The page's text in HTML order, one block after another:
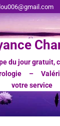
du jour gratuit,
–
votre service